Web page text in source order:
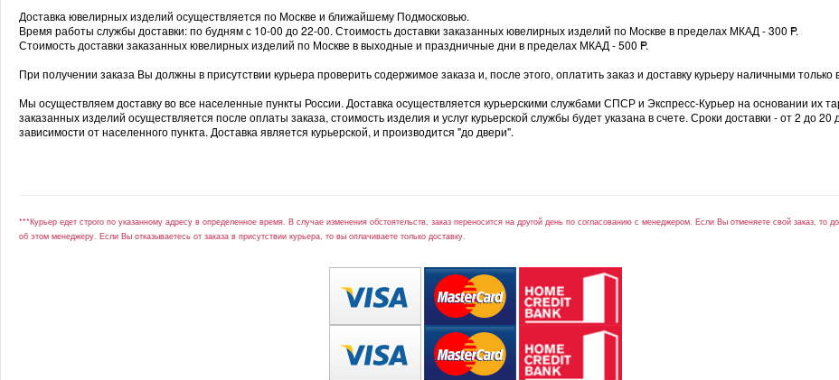
Доставка ювелирных изделий осуществляется по Москве и ближайшему Подмосковью.
Время работы службы доставки: по будням с 10-00 до 22-00. Стоимость доставки заказанных ювелирных изделий по Москве в пределах МКАД - 300 =
P.
Стоимость доставки заказанных ювелирных изделий по Москве в выходные и праздничные дни в пределах МКАД - 500 =
P.
При получении заказа Вы должны в присутствии курьера проверить содержимое заказа и, после этого, оплатить заказ и доставку курьеру наличными только
Мы осуществляем доставку во все населенные пункты России. Доставка осуществляется курьерскими службами СПСР и Экспресс-Курьер на основании их
заказанных изделий осуществляется после оплаты заказа, стоимость изделия и услуг курьерской службы будет указана в счете. Сроки доставки - от 2 до 20
зависимости от населенного пункта. Доставка является курьерской, и производится "до двери".
***Курьер едет строго по указанному адресу в определенное время. В случае изменения обстоятельств, заказ переносится на другой день по согласованию с менеджером. Если Вы отменяете свой заказ, то
об этом менеджеру. Если Вы отказываетесь от заказа в присутствии курьера, то вы оплачиваете только доставку.